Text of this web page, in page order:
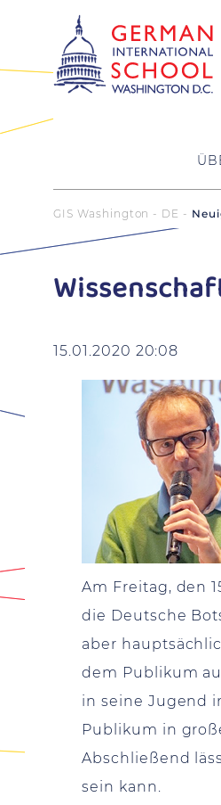
GIS Washington - DE
15.01.2020 20:08
Am Freitag, den
die Deutsche
aber
dem Publikum
in seine Jugend
Publikum in
Abschließend
sein kann.